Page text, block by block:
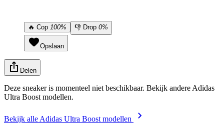
🔥 Cop 100% 👎 Drop 0%
Opslaan
Delen
Deze sneaker is momenteel niet beschikbaar. Bekijk andere Adidas
Ultra Boost modellen.
Bekijk alle Adidas Ultra Boost modellen